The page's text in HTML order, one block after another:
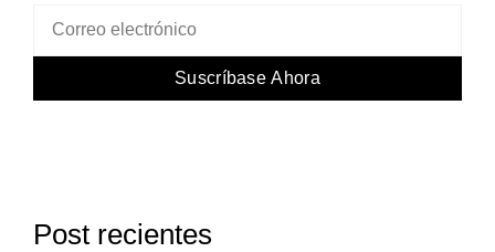
Suscríbase Ahora
Post recientes